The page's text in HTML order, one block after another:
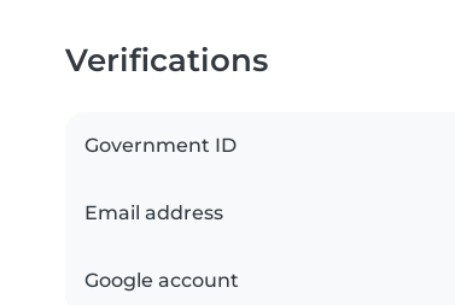
Verifications
Government ID
Email address
Google account